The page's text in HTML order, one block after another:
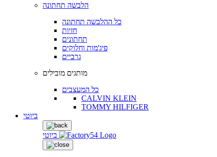
הלבשה תחתונה
כל ההלבשה תחתונה
חזיות
תחתונים
פיג'מות וחלוקים
גרביים
מותגים מובילים
כל המעצבים
CALVIN KLEIN
TOMMY HILFIGER
ביוטי
ביוטי